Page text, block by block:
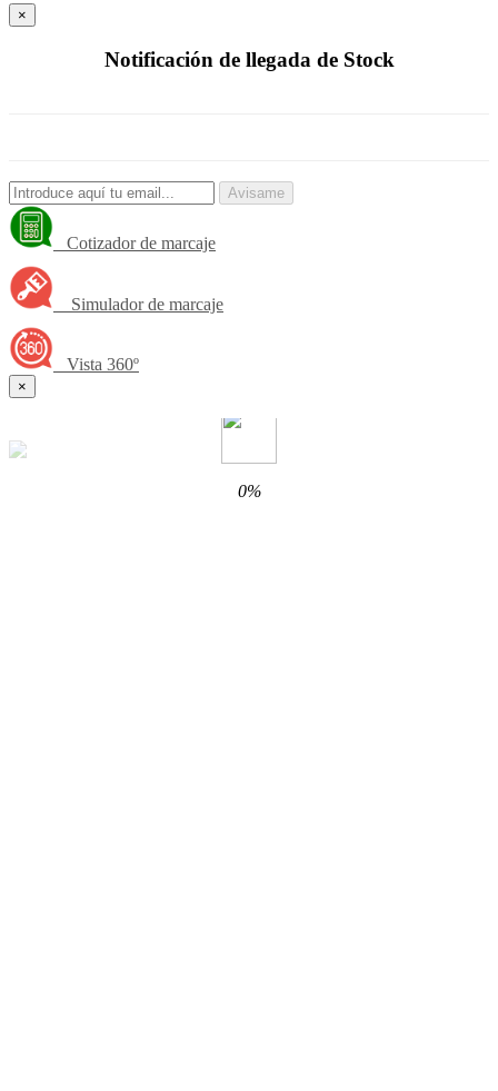
×
Notificación de llegada de Stock
Avisame
Cotizador de marcaje
Simulador de marcaje
Vista 360º
×